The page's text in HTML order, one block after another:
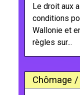
Le droit aux
conditions
Wallonie et
règles sur...
Chômage